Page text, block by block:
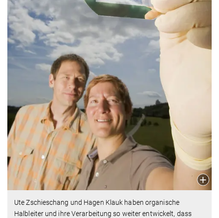
Ute Zschieschang und Hagen Klauk haben organische
Halbleiter und ihre Verarbeitung so weiter entwickelt, dass